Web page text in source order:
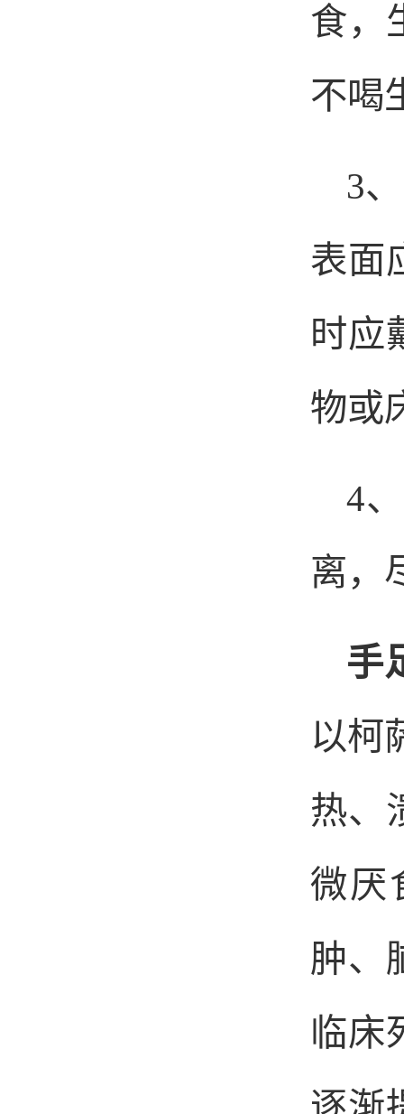
食，
不喝
3
表面
时应
物或
4
离，
手
以柯
热、
微厌
肿、
临床